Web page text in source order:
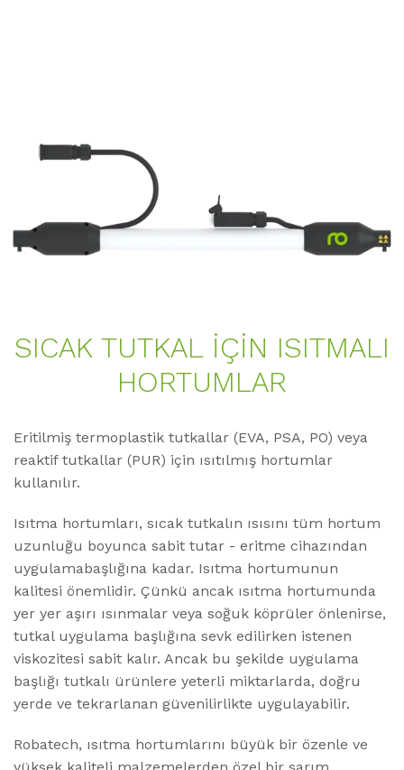
SICAK TUTKAL IÇIN ISITMALI
HORTUMLAR
Eritilmiş termoplastik tutkallar (EVA, PSA, PO) veya
reaktif tutkallar (PUR) için ısıtılmış hortumlar
kullanılır.
Isıtma hortumları, sıcak tutkalın ısısını tüm hortum
uzunluğu boyunca sabit tutar - eritme cihazından
uygulamabaşlığına kadar. Isıtma hortumunun
kalitesi önemlidir. Çünkü ancak ısıtma hortumunda
yer yer aşırı ısınmalar veya soğuk köprüler önlenirse,
tutkal uygulama başlığına sevk edilirken istenen
viskozitesi sabit kalır. Ancak bu şekilde uygulama
başlığı tutkalı ürünlere yeterli miktarlarda, doğru
yerde ve tekrarlanan güvenilirlikte uygulayabilir.
Robatech, ısıtma hortumlarını büyük bir özenle ve